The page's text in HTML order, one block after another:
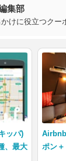
集部
けに役立つクー
ッパ)
、最大
ポン